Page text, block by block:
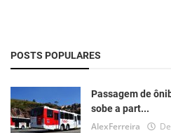
Contribua
Entrar
POSTS POPULARES
Passagem de
sobe a part...
AlexFerreira